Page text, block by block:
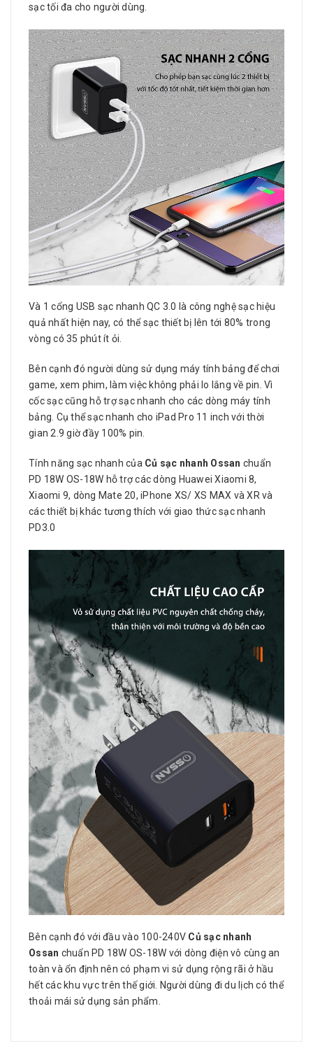
sạc tối đa cho người dùng.
Và 1 cổng USB sạc nhanh QC 3.0 là công nghệ sạc hiệu
quả nhất hiện nay, có thể sạc thiết bị lên tới 80% trong
vòng có 35 phút ít ỏi.
Bên cạnh đó người dùng sử dụng máy tính bảng để chơi
game, xem phim, làm việc không phải lo lắng về pin. Vì
cốc sạc cũng hỗ trợ sạc nhanh cho các dòng máy tính
bảng. Cụ thể sạc nhanh cho iPad Pro 11 inch với thời
gian 2.9 giờ đầy 100% pin.
Tính năng sạc nhanh của Củ sạc nhanh Ossan chuẩn
PD 18W OS-18W hỗ trợ các dòng Huawei Xiaomi 8,
Xiaomi 9, dòng Mate 20, iPhone XS/ XS MAX và XR và
các thiết bị khác tương thích với giao thức sạc nhanh
PD3.0
Bên cạnh đó với đầu vào 100-240V Củ sạc nhanh
Ossan chuẩn PD 18W OS-18W với dòng điện vô cùng an
toàn và ổn định nên có phạm vi sử dụng rộng rãi ở hầu
hết các khu vực trên thế giới. Người dùng đi du lịch có thể
thoải mái sử dụng sản phẩm.